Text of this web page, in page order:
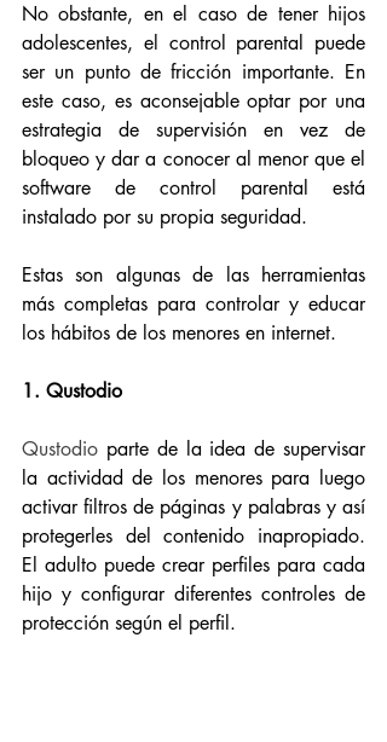
No obstante, en el caso de tener hijos
adolescentes, el control parental puede
ser un punto de fricción importante. En
este caso, es aconsejable optar por una
estrategia de supervisión en vez de
bloqueo y dar a conocer al menor que el
software de control parental está
instalado por su propia seguridad.
Estas son algunas de las herramientas
más completas para controlar y educar
los hábitos de los menores en internet.
1. Qustodio
Qustodio parte de la idea de supervisar
la actividad de los menores para luego
activar filtros de páginas y palabras y así
protegerles del contenido inapropiado.
El adulto puede crear perfiles para cada
hijo y configurar diferentes controles de
protección según el perfil.